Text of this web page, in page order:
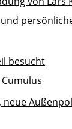
besucht